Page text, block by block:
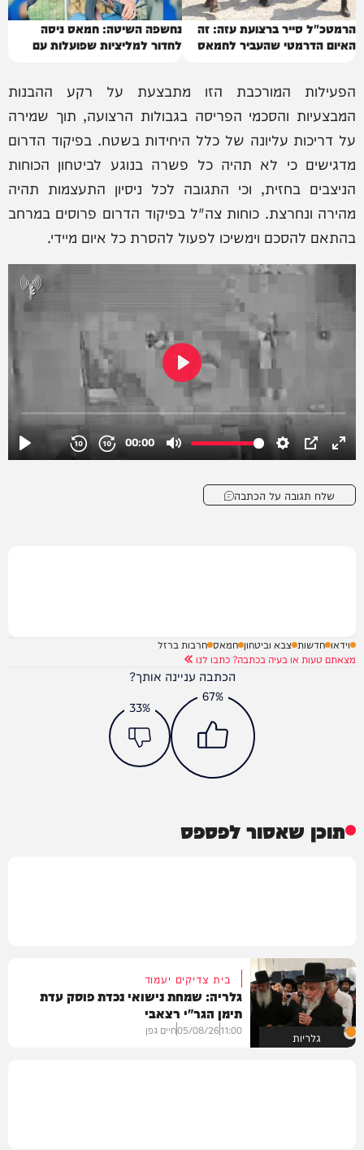
הרמטכ"ל סייר ברצועת עזה: זה
האיום הדרמטי שהעביר לחמאס
נחשפה השיטה: חמאס ניסה
לחדור למליציות שפועלות עם
הפעילות המורכבת הזו מתבצעת על רקע ההבנות
המבצעיות והסכמי הפריסה בגבולות הרצועה, תוך שמירה
על דריכות עליונה של כלל היחידות בשטח. בפיקוד הדרום
מדגישים כי לא תהיה כל פשרה בנוגע לביטחון הכוחות
הניצבים בחזית, וכי התגובה לכל ניסיון התעצמות תהיה
מהירה ונחרצת. כוחות צה"ל בפיקוד הדרום פרוסים במרחב
בהתאם להסכם וימשיכו לפעול להסרת כל איום מיידי.
שלח תגובה על הכתבה
וידאו חדשות צבא וביטחון חמאס חרבות ברזל
מצאתם טעות או בעיה בכתבה? כתבו לנו
הכתבה עניינה אותך?
67%
33%
תוכן שאסור לפספס
גלריות
בית צדיקים יעמוד
גלריה: שמחת נישואי נכדת פוסק עדת
תימן הגר"י רצאבי
11:00
05/08/26חיים גפן